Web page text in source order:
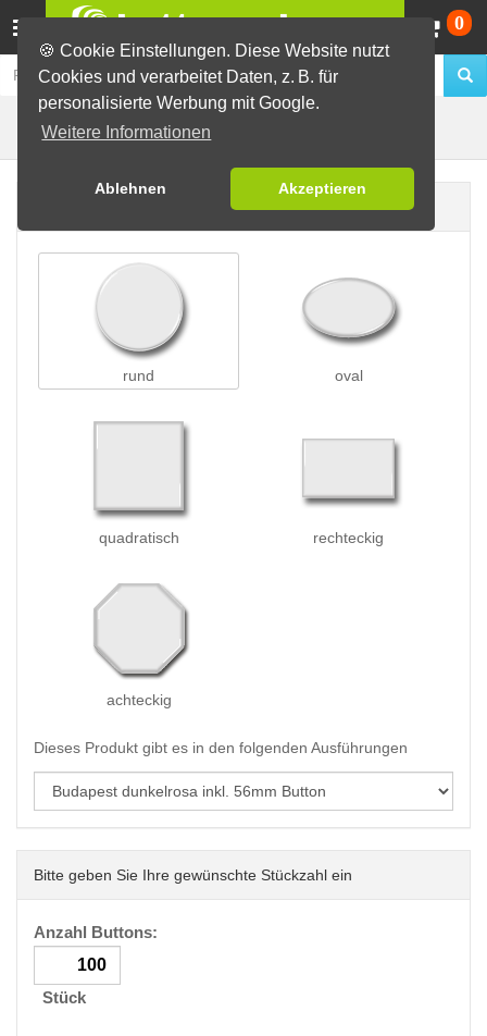
🍪 Cookie Einstellungen. Diese Website nutzt
Cookies und verarbeitet Daten, z. B. für
personalisierte Werbung mit Google.
Weitere Informationen
Ablehnen Akzeptieren
0
Buttons erstellen Preisschleifen
rund oval
quadratisch rechteckig
achteckig
Dieses Produkt gibt es in den folgenden Ausführungen
Bitte geben Sie Ihre gewünschte Stückzahl ein
Anzahl Buttons:
Stück